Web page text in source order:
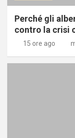
Perché gli
contro la crisi
15 ore ago